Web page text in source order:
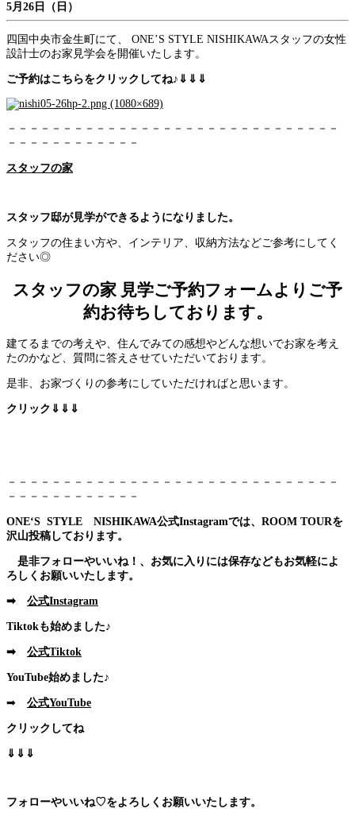
5月26日（日）
四国中央市金生町にて、 ONE’S STYLE NISHIKAWAスタッフの女性
設計士のお家見学会を開催いたします。
ご予約はこちらをクリックしてね♪⇓⇓⇓
－－－－－－－－－－－－－－－－－－－－－－－－－－－－－－
－－－－－－－－－－－－
スタッフの家
スタッフ邸が見学ができるようになりました。
スタッフの住まい方や、インテリア、収納方法などご参考にしてく
ださい◎
スタッフの家 見学ご予約フォームよりご予
約お待ちしております。
建てるまでの考えや、住んでみての感想やどんな想いでお家を考え
たのかなど、質問に答えさせていただいております。
是非、お家づくりの参考にしていただければと思います。
クリック⇓⇓⇓
－－－－－－－－－－－－－－－－－－－－－－－－－－－－－－
－－－－－－－－－－－－
ONE‘S STYLE NISHIKAWA公式Instagramでは、ROOM TOURを
沢山投稿しております。
是非フォローやいいね！、お気に入りには保存などもお気軽によ
ろしくお願いいたします。
➡ 公式Instagram
Tiktokも始めました♪
➡ 公式Tiktok
YouTube始めました♪
➡ 公式YouTube
クリックしてね
⇓⇓⇓
フォローやいいね♡をよろしくお願いいたします。